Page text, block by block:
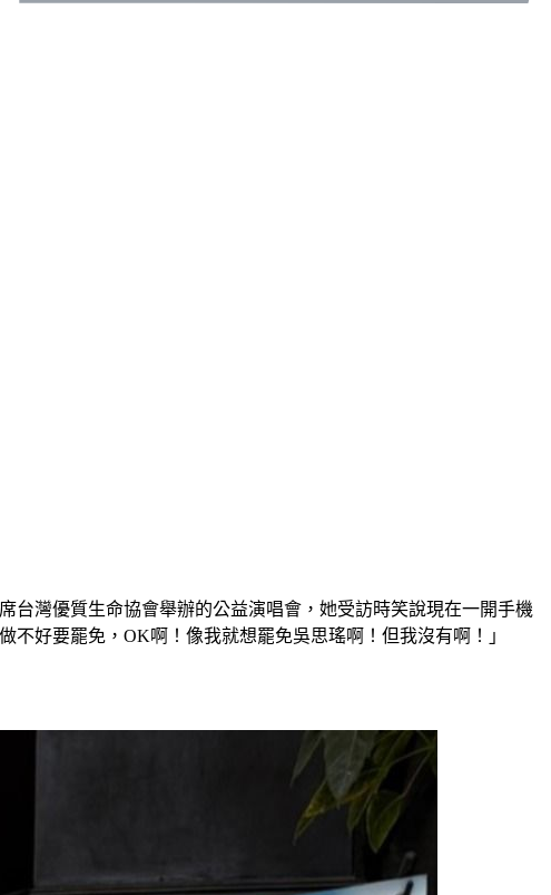
台灣優質生命協會舉辦的公益演唱會，她受訪時笑說現在一開手機
好要罷免，OK啊！像我就想罷免吳思瑤啊！但我沒有啊！」